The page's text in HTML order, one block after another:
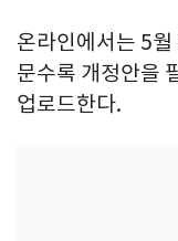
온라인에서는 5
문수록 개정안을
업로드한다.